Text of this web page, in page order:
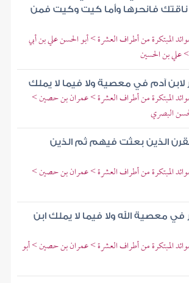
ناقتك فانحرها وأما كيت وكيت فمن
المبتكرة من أطراف العشرة > أبو الحسن علي بن أبي
علي بن الحسين
لابن آدم في معصية ولا فيما لا يملك
المبتكرة من أطراف العشرة > عمران بن حصين >
البصري
الذين بعثت فيهم ثم الذين
المبتكرة من أطراف العشرة > عمران بن حصين >
في معصية الله ولا فيما لا يملك ابن
المبتكرة من أطراف العشرة > عمران بن حصين > أبو